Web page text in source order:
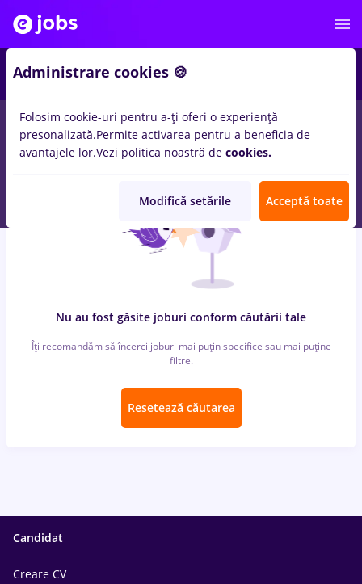
locuri de muncacu salarii sensiblu, Full timeinRemote (de
acasa)pentruEntry-Level (< 2 ani)inConstructii / Instalatii
Nu au fost găsite joburi conform căutării tale
Îți recomandăm să încerci joburi mai puțin specifice sau mai puține
filtre.
Resetează căutarea
Candidat
Creare CV
Administrare cookies 🍪
Folosim cookie-uri pentru a-ți oferi o experiență
presonalizată.Permite activarea pentru a beneficia de
avantajele lor.Vezi politica noastră de cookies.
Modifică setările Acceptă toate